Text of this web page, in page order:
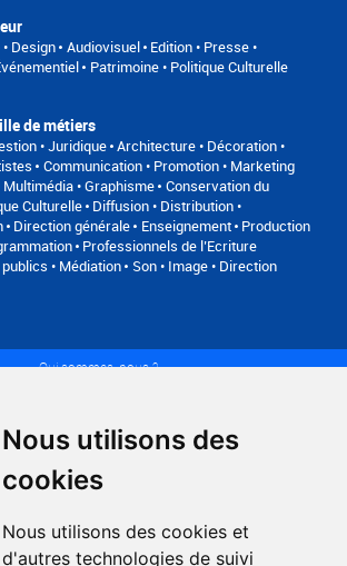
Nous utilisons des
cookies
Nous utilisons des cookies et
d'autres technologies de suivi
Design Audiovisuel Edition • Presse •
Patrimoine • Politique Culturelle
de métiers
• Juridique Architecture • Décoration •
Communication • Promotion • Marketing
• Graphisme Conservation du
Culturelle Diffusion • Distribution •
Direction générale Enseignement Production
Professionnels de l’Ecriture
• Médiation
Son • Image • Direction
Qui sommes-nous ?
Plan du site
FAQ recruteurs
FAQ
culturel 784.000 visites et 230.000